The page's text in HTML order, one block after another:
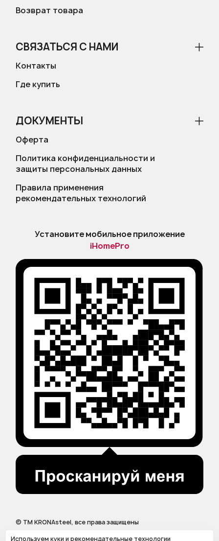
Возврат товара
СВЯЗАТЬСЯ С НАМИ
Контакты
Где купить
ДОКУМЕНТЫ
Оферта
Политика конфиденциальности и
защиты персональных данных
Правила применения
рекомендательных технологий
Установите мобильное приложение
iHomePro
© ТМ KRONAsteel, все права защищены
Используем куки и рекомендательные технологии